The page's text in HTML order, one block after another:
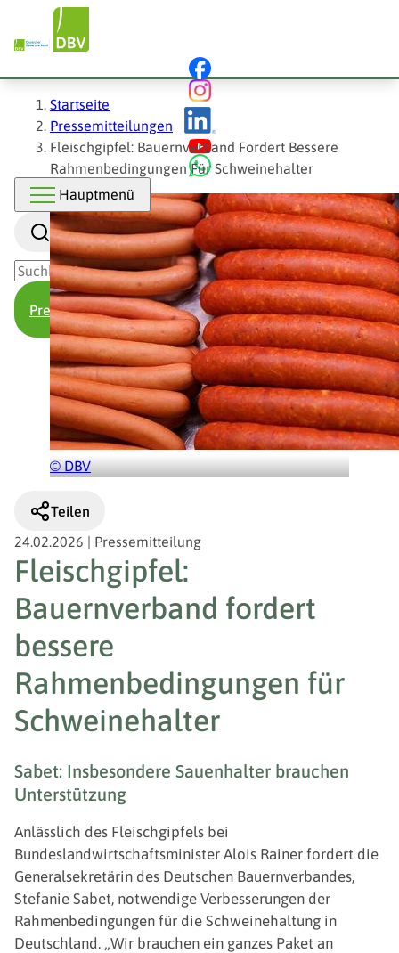
Inhalt
Hauptnavigation
Hauptmenü
Suche
Presse
Pfadnavigation
Startseite
Pressemitteilungen
Fleischgipfel: Bauernverband Fordert Bessere
Rahmenbedingungen Für Schweinehalter
© DBV
Teilen
24.02.2026 | Pressemitteilung
Fleischgipfel:
Bauernverband fordert
bessere
Rahmenbedingungen für
Schweinehalter
Sabet: Insbesondere Sauenhalter brauchen
Unterstützung
Anlässlich des Fleischgipfels bei
Bundeslandwirtschaftsminister Alois Rainer fordert die
Generalsekretärin des Deutschen Bauernverbandes,
Stefanie Sabet, notwendige Verbesserungen der
Rahmenbedingungen für die Schweinehaltung in
Deutschland. „Wir brauchen ein ganzes Paket an